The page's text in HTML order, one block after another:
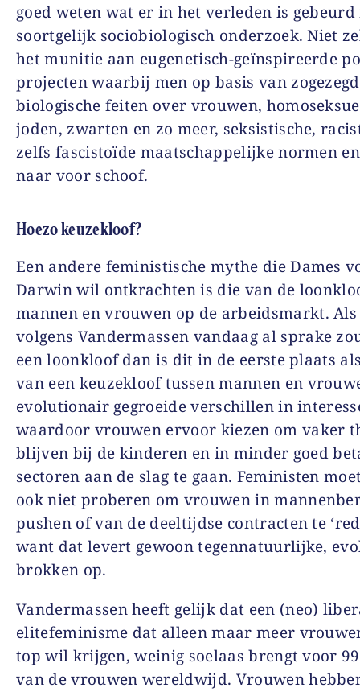
goed weten wat er in het verleden is gebeurd
soortgelijk sociobiologisch onderzoek. Niet
het munitie aan eugenetisch-geïnspireerde
projecten waarbij men op basis van
biologische feiten over vrouwen,
joden, zwarten en zo meer, seksistische,
zelfs fascistoïde maatschappelijke normen
naar voor schoof.
Hoezo keuzekloof?
Een andere feministische mythe die Dames
Darwin wil ontkrachten is die van de
mannen en vrouwen op de arbeidsmarkt.
volgens Vandermassen vandaag al sprake
een loonkloof dan is dit in de eerste plaats
van een keuzekloof tussen mannen en
evolutionair gegroeide verschillen in
waardoor vrouwen ervoor kiezen om vaker
blijven bij de kinderen en in minder goed
sectoren aan de slag te gaan. Feministen
ook niet proberen om vrouwen in
pushen of van de deeltijdse contracten te
want dat levert gewoon tegennatuurlijke,
brokken op.
Vandermassen heeft gelijk dat een (neo)
elitefeminisme dat alleen maar meer
top wil krijgen, weinig soelaas brengt voor
van de vrouwen wereldwijd. Vrouwen